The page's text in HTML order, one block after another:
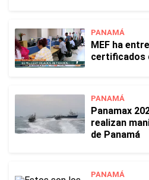
PANAMÁ
MEF ha
certificados
PANAMÁ
Panamax
realizan
de Panamá
PANAMÁ